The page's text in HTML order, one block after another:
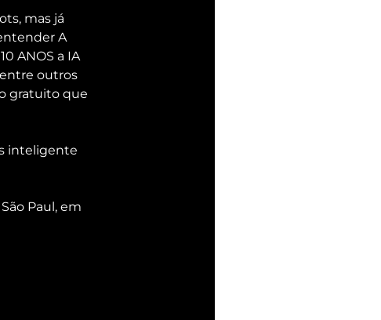
mas já
A
ANOS a IA
entre outros
gratuito que
inteligente
Paul, em